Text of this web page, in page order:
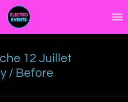
12 Juillet
/ Before